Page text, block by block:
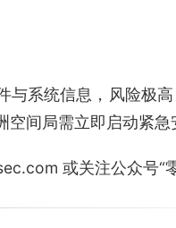
系统信息，风险极高
间局需立即启动紧急
或关注公众号“零